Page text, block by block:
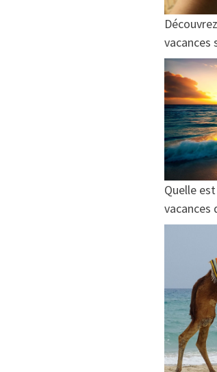
vacances
Quelle
vacances